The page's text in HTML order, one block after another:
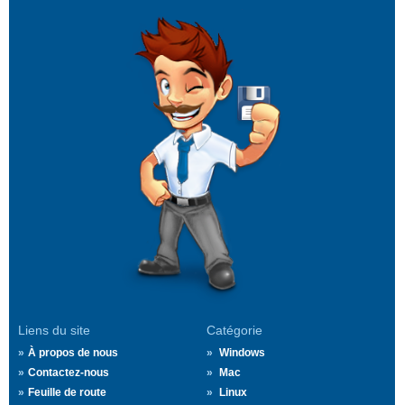
Liens du site
À propos de nous
Contactez-nous
Feuille de route
Catégorie
Windows
Mac
Linux